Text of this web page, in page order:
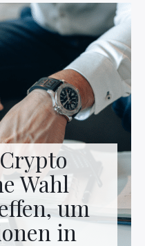
Wahl
um
in